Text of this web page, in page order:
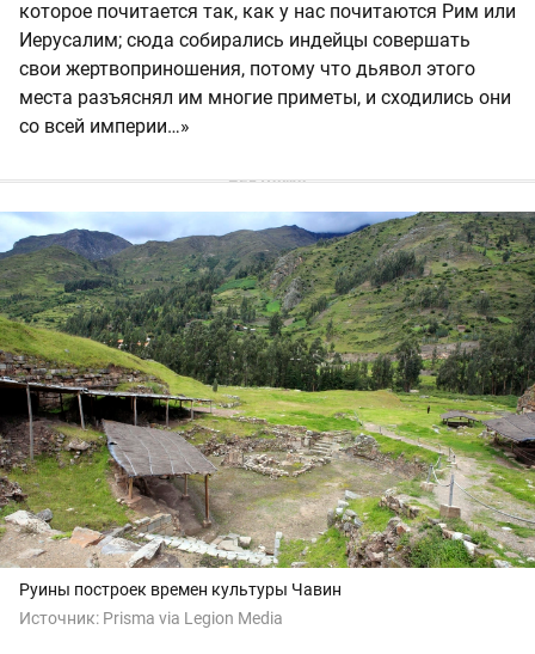
которое почитается так, как у нас почитаются Рим или
Иерусалим; сюда собирались индейцы совершать
свои жертвоприношения, потому что дьявол этого
места разъяснял им многие приметы, и сходились они
со всей империи…»
Руины построек времен культуры Чавин
Источник: Prisma via Legion Media